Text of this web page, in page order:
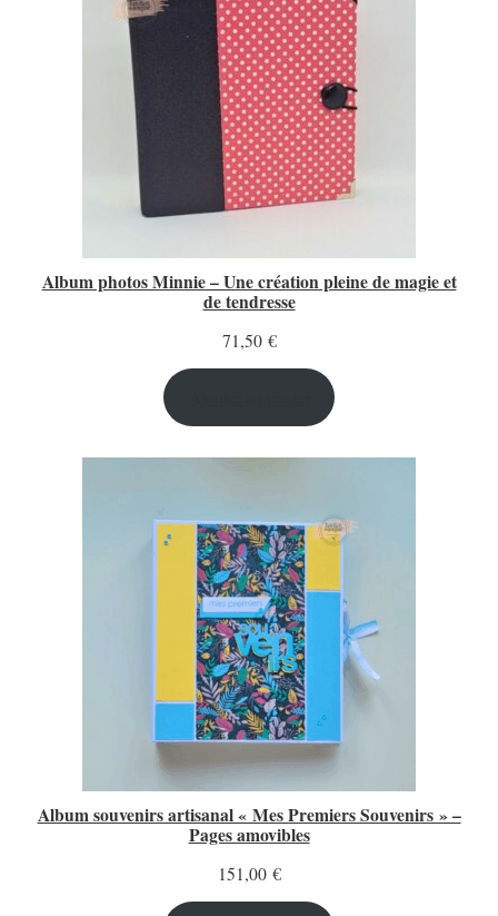
Album photos Minnie – Une création pleine de magie et
de tendresse
71,50 €
Album souvenirs artisanal « Mes Premiers Souvenirs » –
Pages amovibles
151,00 €